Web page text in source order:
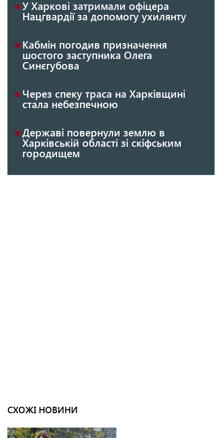
У Харкові затримали офіцера
Нацгвардії за допомогу ухилянту
Кабмін погодив призначення
шостого заступника Олега
Синєгубова
Через спеку траса на Харківщині
стала небезпечною
Державі повернули землю в
Харківській області зі скіфським
городищем
СХОЖІ НОВИНИ